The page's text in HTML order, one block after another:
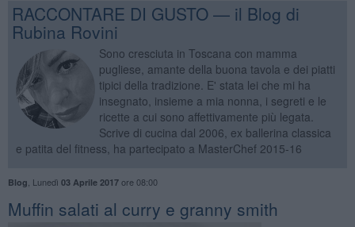
RACCONTARE DI GUSTO — il Blog di
Rubina Rovini
Sono cresciuta in Toscana con mamma
pugliese, amante della buona tavola e dei piatti
tipici della tradizione. E' stata lei che mi ha
insegnato, insieme a mia nonna, i segreti e le
ricette a cui sono affettivamente più legata.
Scrive di cucina dal 2006, ex ballerina classica
e patita del fitness, ha partecipato a MasterChef 2015-16
Blog Lunedì 03 Aprile 2017ore 08:00
Muffin salati al curry e granny smith